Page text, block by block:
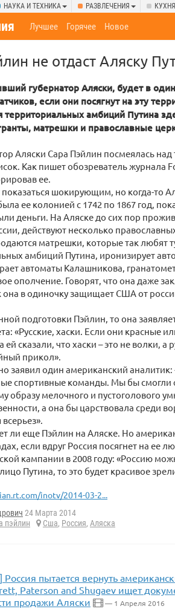
НАУКА И ТЕХНИКА РАЗВЛЕЧЕНИЯ КУХНЯ
Лучшее Горячее Новое
не отдаст Аляску
губернатор Аляски, будет в
если они посягнут на эту
территориальных амбиций Путина
матрешки и православные
Аляски Сара Пэйлин посмеялась над
Как пишет обозреватель журнала
ее.
шокирующим, но когда-то
ее колонией с 1742 по 1867 год,
деньги. На Аляске до сих пор
действуют несколько
матрешки, которые так любят
амбиций Путина, иронизирует
автоматы Калашникова,
ополчение. Говорят, что она даже
она в одиночку защищает США от
подготовки Пэйлин, то она
«Русские, хаски. Если они красные
ей сказали, что хаски – это не волки,
прикол».
заявил один американский
спортивные команды. Мы бы смогли
образу мелочного и пустоголового
а она бы царствовала среди
ли еще Пэйлин на Аляске. Но
если вдруг Россия посягнет на ее
кампании в 2008 году: «Россию
Путина, то это будет красивое
inotv/2014-03-2...
24 Марта 2014
пэйлин Сша, Россия, Аляска
пытается вернуть
Paterson and Shugaev ищет
продажи Аляски
— 1 Апреля 2016